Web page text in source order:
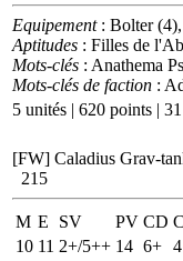
Equipement: Bolter (4),
Aptitudes : Filles de
Mots-clés : Anathema
Mots-clés de faction :
5 unités | 620 points |
[FW] Caladius Grav-
215
M E SV PV CD
10 11 2+/5++ 14 6+ 4